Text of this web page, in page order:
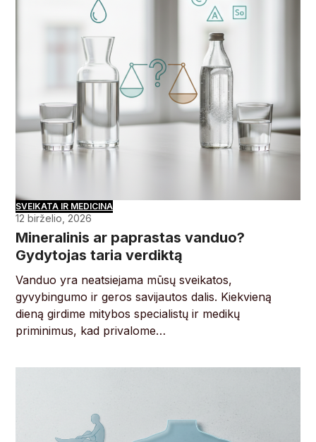
SVEIKATA IR MEDICINA
12 birželio, 2026
Mineralinis ar paprastas vanduo?
Gydytojas taria verdiktą
Vanduo yra neatsiejama mūsų sveikatos,
gyvybingumo ir geros savijautos dalis. Kiekvieną
dieną girdime mitybos specialistų ir medikų
priminimus, kad privalome…